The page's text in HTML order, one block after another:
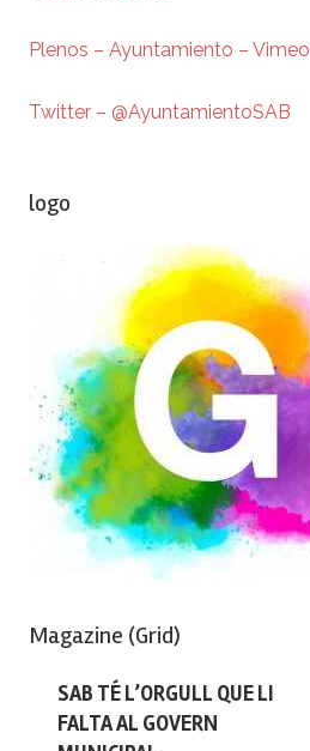
Plenos – Ayuntamiento – Vimeo
Twitter – @AyuntamientoSAB
logo
Magazine (Grid)
SAB TÉ L’ORGULL QUE LI
FALTA AL GOVERN